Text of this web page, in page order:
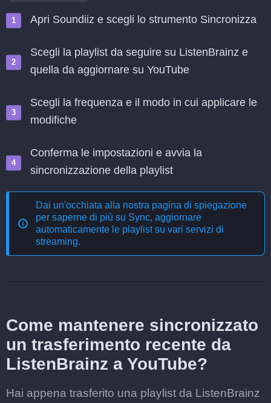
Apri Soundiiz e scegli lo strumento Sincronizza
Scegli la playlist da seguire su ListenBrainz e
quella da aggiornare su YouTube
Scegli la frequenza e il modo in cui applicare le
modifiche
Conferma le impostazioni e avvia la
sincronizzazione della playlist
Dai un'occhiata alla nostra pagina di spiegazione
per saperne di più su Sync, aggiornare
automaticamente le playlist su vari servizi di
streaming.
Come mantenere sincronizzato
un trasferimento recente da
ListenBrainz a YouTube?
Hai appena trasferito una playlist da ListenBrainz